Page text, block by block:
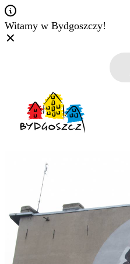
Witamy w Bydgoszczy!